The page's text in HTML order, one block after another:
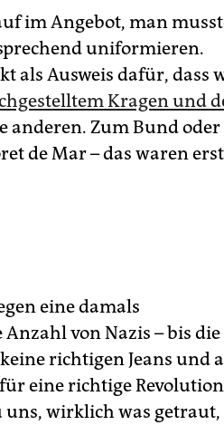
im Angebot, man
uniformieren.
als Ausweis dafür, dass
Kragen und
anderen. Zum Bund oder
de Mar – das waren
eine damals
von Nazis – bis die
richtigen Jeans und
eine richtige
uns, wirklich was